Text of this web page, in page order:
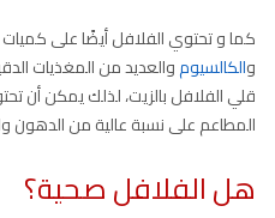
والكالسيوموالعديد من المغذيات
قلي الفلافل بالزيت، لذلك يمكن أن
المطاعم على نسبة عالية من الدهون
هل الفلافل صحية؟